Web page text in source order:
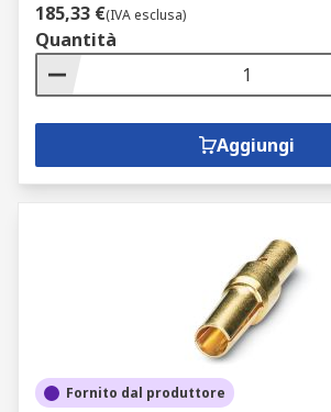
185,33 €(IVA esclusa)
Quantità
Aggiungi
Fornito dal produttore